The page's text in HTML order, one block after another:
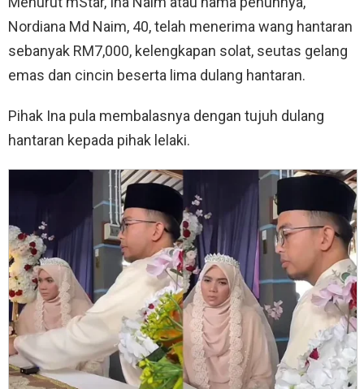
Nordiana Md Naim, 40, telah menerima wang hantaran
sebanyak RM7,000, kelengkapan solat, seutas gelang
emas dan cincin beserta lima dulang hantaran.
Pihak Ina pula membalasnya dengan tujuh dulang
hantaran kepada pihak lelaki.